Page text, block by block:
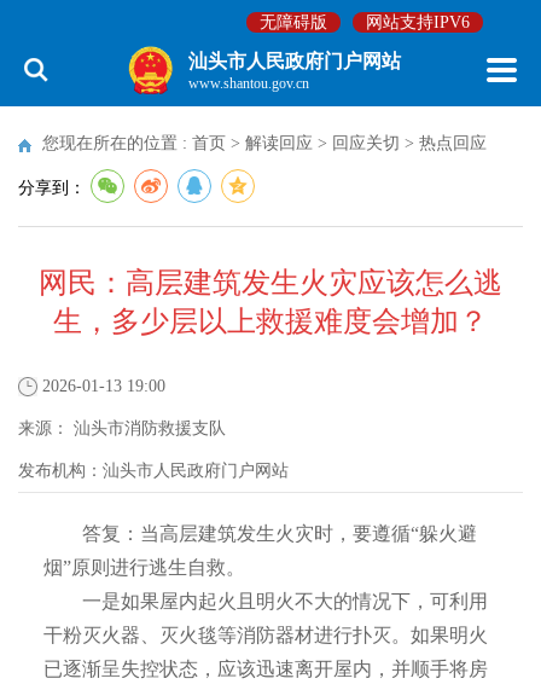
无障碍版 网站支持IPV6
汕头市人民政府门户网站
www.shantou.gov.cn
您现在所在的位置 : 首页 > 解读回应 > 回应关切 > 热点回应
分享到：
网民：高层建筑发生火灾应该怎么逃
生，多少层以上救援难度会增加？
2026-01-13 19:00
来源： 汕头市消防救援支队
发布机构： 汕头市人民政府门户网站
答复：当高层建筑发生火灾时，要遵循“躲火避
烟”原则进行逃生自救。
一是如果屋内起火且明火不大的情况下，可利用
干粉灭火器、灭火毯等消防器材进行扑灭。如果明火
已逐渐呈失控状态，应该迅速离开屋内，并顺手将房